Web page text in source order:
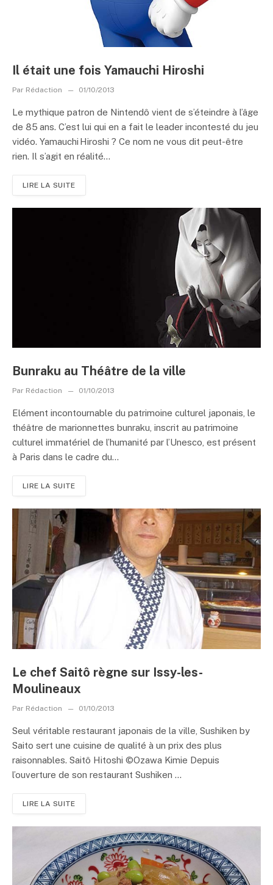
Il était une fois Yamauchi Hiroshi
Par Rédaction 01/10/2013
Le mythique patron de Nintendô vient de s’éteindre à l’âge
de 85 ans. C’est lui qui en a fait le leader incontesté du jeu
vidéo. Yamauchi Hiroshi ? Ce nom ne vous dit peut-être
rien. Il s’agit en réalité...
LIRE LA SUITE
Bunraku au Théâtre de la ville
Par Rédaction 01/10/2013
Elément incontournable du patrimoine culturel japonais, le
théâtre de marionnettes bunraku, inscrit au patrimoine
culturel immatériel de l’humanité par l’Unesco, est présent
à Paris dans le cadre du...
LIRE LA SUITE
Le chef Saitô règne sur Issy-les-
Moulineaux
Par Rédaction 01/10/2013
Seul véritable restaurant japonais de la ville, Sushiken by
Saito sert une cuisine de qualité à un prix des plus
raisonnables. Saitô Hitoshi ©Ozawa Kimie Depuis
l’ouverture de son restaurant Sushiken ...
LIRE LA SUITE